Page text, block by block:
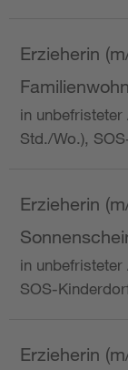
Erzieherin
in
Std./Wo.),
Erzieherin
in unbefristeter
SOS-
Erzieherin